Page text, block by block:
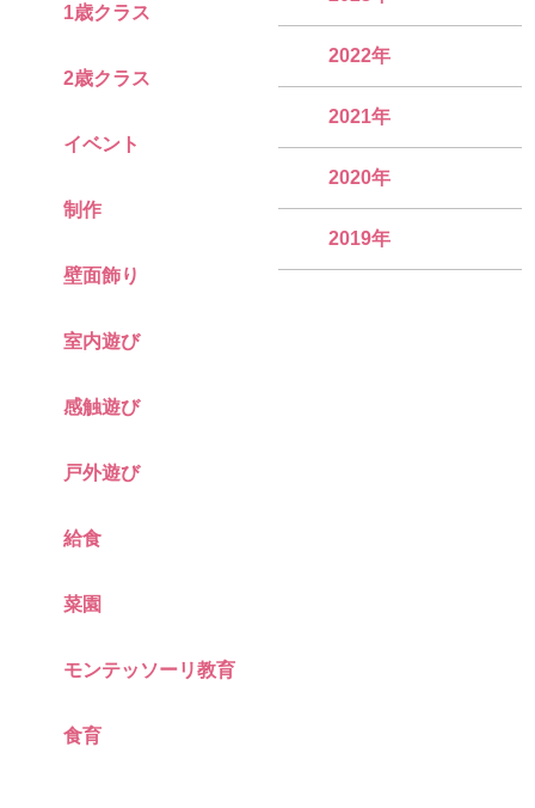
1歳クラス
2歳クラス
イベント
制作
壁面飾り
室内遊び
感触遊び
戸外遊び
給食
菜園
モンテッソーリ教育
食育
2022年
2021年
2020年
2019年